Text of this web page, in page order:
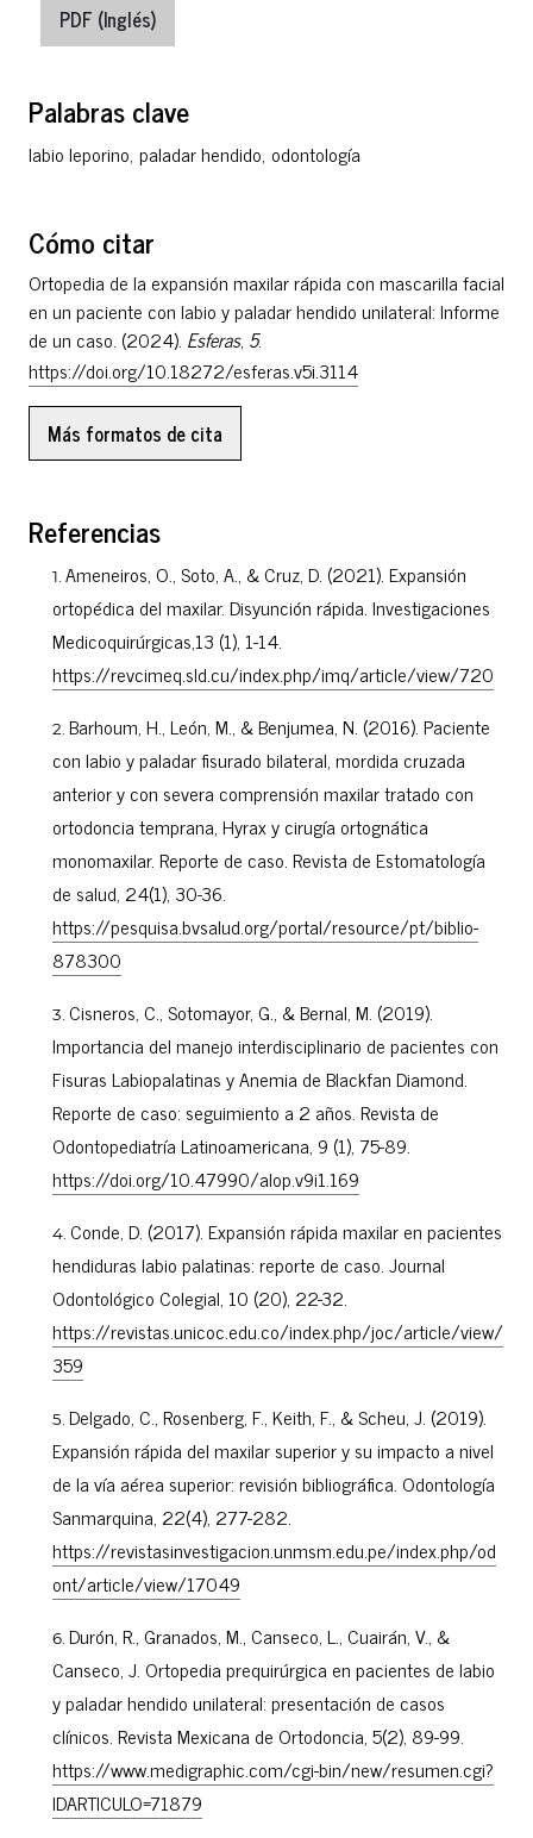
Palabras clave
labio leporino, paladar hendido, odontología
Cómo citar
Ortopedia de la expansión maxilar rápida con mascarilla facial
en un paciente con labio y paladar hendido unilateral: Informe
de un caso. (2024). Esferas, 5.
https://doi.org/10.18272/esferas.v5i.3114
Más formatos de cita
PDF (Inglés)
Referencias
Ameneiros, O., Soto, A., & Cruz, D. (2021). Expansión
ortopédica del maxilar. Disyunción rápida. Investigaciones
Medicoquirúrgicas,13 (1), 1-14.
https://revcimeq.sld.cu/index.php/imq/article/view/720
Barhoum, H., León, M., & Benjumea, N. (2016). Paciente
con labio y paladar fisurado bilateral, mordida cruzada
anterior y con severa comprensión maxilar tratado con
ortodoncia temprana, Hyrax y cirugía ortognática
monomaxilar. Reporte de caso. Revista de Estomatología
de salud, 24(1), 30-36.
https://pesquisa.bvsalud.org/portal/resource/pt/biblio-
878300
Cisneros, C., Sotomayor, G., & Bernal, M. (2019).
Importancia del manejo interdisciplinario de pacientes con
Fisuras Labiopalatinas y Anemia de Blackfan Diamond.
Reporte de caso: seguimiento a 2 años. Revista de
Odontopediatría Latinoamericana, 9 (1), 75-89.
https://doi.org/10.47990/alop.v9i1.169
Conde, D. (2017). Expansión rápida maxilar en pacientes
hendiduras labio palatinas: reporte de caso. Journal
Odontológico Colegial, 10 (20), 22-32.
https://revistas.unicoc.edu.co/index.php/joc/article/view/
359
Delgado, C., Rosenberg, F., Keith, F., & Scheu, J. (2019).
Expansión rápida del maxilar superior y su impacto a nivel
de la vía aérea superior: revisión bibliográfica. Odontología
Sanmarquina, 22(4), 277-282.
https://revistasinvestigacion.unmsm.edu.pe/index.php/od
ont/article/view/17049
Durón, R., Granados, M., Canseco, L., Cuairán, V., &
Canseco, J. Ortopedia prequirúrgica en pacientes de labio
y paladar hendido unilateral: presentación de casos
clínicos. Revista Mexicana de Ortodoncia, 5(2), 89-99.
https://www.medigraphic.com/cgi-bin/new/resumen.cgi?
IDARTICULO=71879